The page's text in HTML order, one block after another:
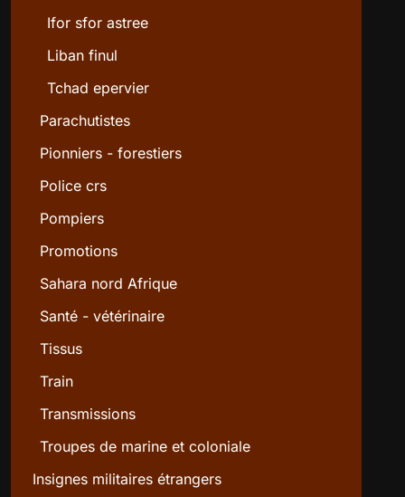
Ifor sfor astree
Liban finul
Tchad epervier
Parachutistes
Pionniers - forestiers
Police crs
Pompiers
Promotions
Sahara nord Afrique
Santé - vétérinaire
Tissus
Train
Transmissions
Troupes de marine et coloniale
Insignes militaires étrangers